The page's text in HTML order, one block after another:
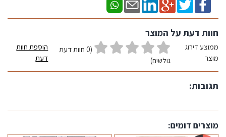
חוות דעת על המוצר
ממוצע דירוג
מוצר
(0 חוות דעת
גולשים)
הוספת חוות
דעת
תגובות:
מוצרים דומים: